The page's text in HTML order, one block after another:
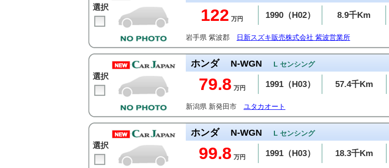
選択 122 万円 1990（H02） 8.9千Km
岩手県 紫波郡 日新スズキ販売株式会社 紫波営業所
選択
ホンダ N-WGN L センシング
79.8 万円 1991（H03） 57.4千Km
新潟県 新発田市 ユタカオート
選択
ホンダ N-WGN L センシング
99.8 万円 1991（H03） 18.3千Km